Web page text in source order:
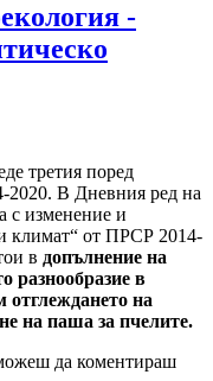
-
третия поред
2020. В Дневния ред на
с изменение и
климат“ от ПРСР 2014-
в допълнение на
разнообразие в
отглеждането на
на паша за пчелите.
да коментираш